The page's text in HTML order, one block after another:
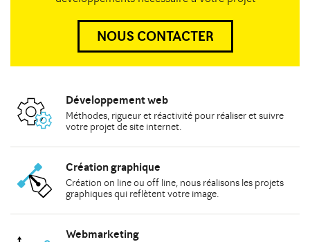
NOUS CONTACTER
Développement web
Méthodes, rigueur et réactivité pour réaliser et suivre
votre projet de site internet.
Création graphique
Création on lineou off line, nous réalisons les projets
graphiquesqui reflètent votre image.
Webmarketing